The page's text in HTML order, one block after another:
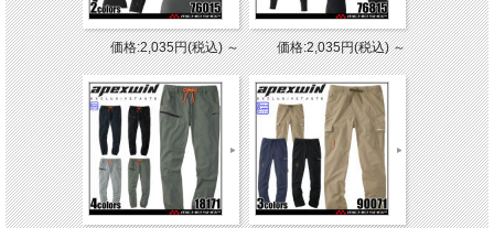
価格:2,035円(税込)～ 価格:2,035円(税込)～